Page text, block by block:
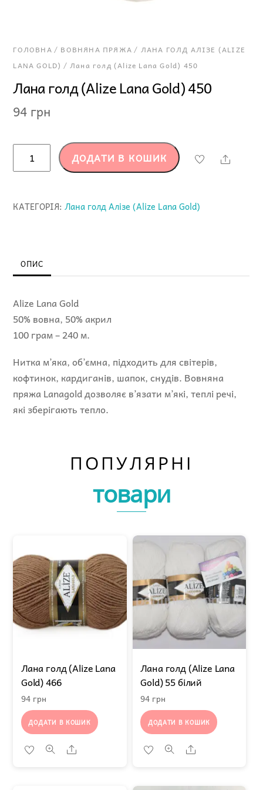
ГОЛОВНА/ ВОВНЯНА ПРЯЖА / ЛАНА ГОЛД АЛІЗЕ (ALIZE
LANA GOLD) / Лана голд (Alize Lana Gold) 450
Лана голд (Alize Lana Gold) 450
94 грн
голд
Gold)
ДОДАТИ В КОШИК Share
КАТЕГОРІЯ:Лана голд Алізе (Alize Lana Gold)
ОПИС
Alize Lana Gold
50% вовна, 50% акрил
100 грам – 240 м.
Нитка м’яка, об’ємна, підходить для світерів,
кофтинок, кардиганів, шапок, снудів. Вовняна
пряжа Lanagold дозволяє в’язати м’які, теплі речі,
які зберігають тепло.
ПОПУЛЯРНІ
товари
Лана голд (Alize Lana
Gold) 466
94 грн
ДОДАТИ В КОШИК
Share
Лана голд (Alize Lana
Gold) 55 білий
94 грн
ДОДАТИ В КОШИК
Share